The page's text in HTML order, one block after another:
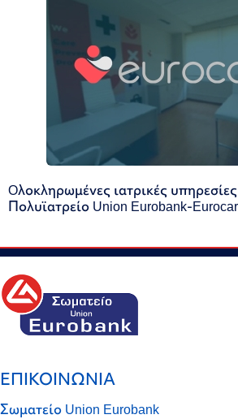
Oλοκληρωμένες ιατρικές
Πολυϊατρείο Union Eurobank-
ΕΠΙΚΟΙΝΩΝΙΑ
Σωματείο Union Eurobank